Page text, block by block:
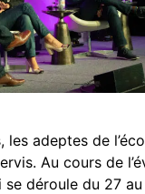
les adeptes de
Au cours de
se déroule du 27